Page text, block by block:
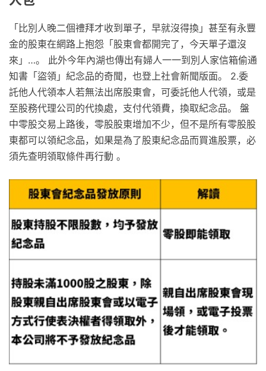
「比別人晚二個禮拜才收到單子，早就沒得換」甚至有永豐
金的股東在網路上抱怨「股東會都開完了，今天單子還沒
來」…。 此外今年內湖也傳出有婦人一一到別人家信箱偷通
知書「盜領」紀念品的奇聞，也登上社會新聞版面。 2.委
託他人代領本人若無法出席股東會，可委託他人代領，或是
至股務代理公司的代換處，支付代領費，換取紀念品。 盤
中零股交易上路後，零股股東增加不少，但不是所有零股股
東都可以領紀念品，如果是為了股東紀念品而買進股票，必
須先查明領取條件再行動 。